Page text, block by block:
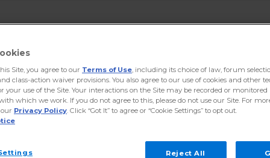
sitios puedo
de sitios que puede alojar en su cuenta
Site, you agree to our Terms of Use, including its choice of law, forum
class-action waiver provisions. You also agree to our use of cookies and other
your use of the Site. Your interactions on the Site may be recorded or monitored
which we work. If you do not agree to this, please do not use our Site. For
Privacy Policy. Click “Got It” to agree or “Cookie Settings” to opt out.
Reject All